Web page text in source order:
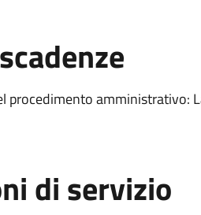
procedimento amministrativo:
di servizio